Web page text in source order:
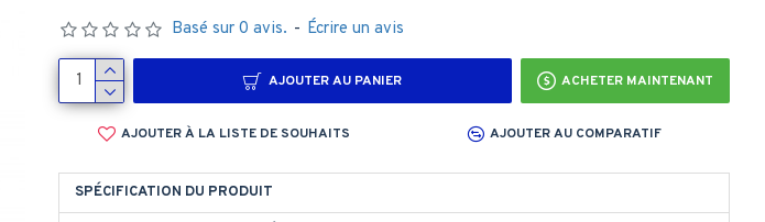
Basé sur 0 avis. - Écrire un avis
AJOUTER AU PANIER ACHETER MAINTENANT
AJOUTER À LA LISTE DE SOUHAITS AJOUTER AU COMPARATIF
SPÉCIFICATION DU PRODUIT